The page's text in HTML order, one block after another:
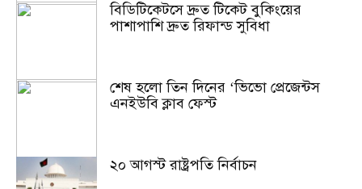
বিডিটিকেটসে দ্রুত টিকেট বুকিংয়ের
পাশাপাশি দ্রুত রিফান্ড সুবিধা
শেষ হলো তিন দিনের ‘ভিভো প্রেজেন্টস
এনইউবি ক্লাব ফেস্ট
২০ আগস্ট রাষ্ট্রপতি নির্বাচন